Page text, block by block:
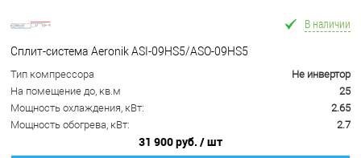
В наличии
Сплит-система Aeronik ASI-09HS5/ASO-09HS5
Тип компрессора
Не инвертор
На помещение до, кв.м
25
Мощность охлаждения, кВт:
2.65
Мощность обогрева, кВт:
2.7
31 900 руб. / шт